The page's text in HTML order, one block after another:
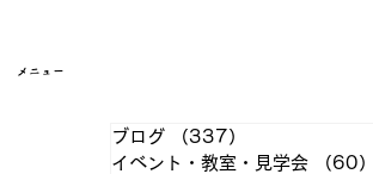
メニュー
ブログ （337）
イベント・教室・見学会
（60）